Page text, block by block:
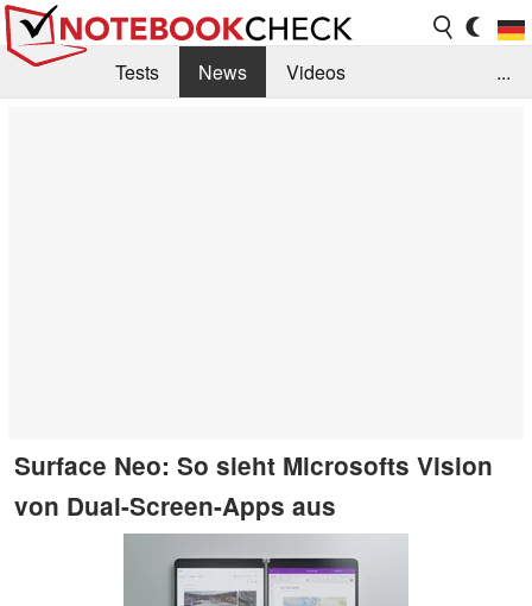
Tests News
Videos
...
Surface Neo: So sieht Microsofts Vision
von Dual-Screen-Apps aus